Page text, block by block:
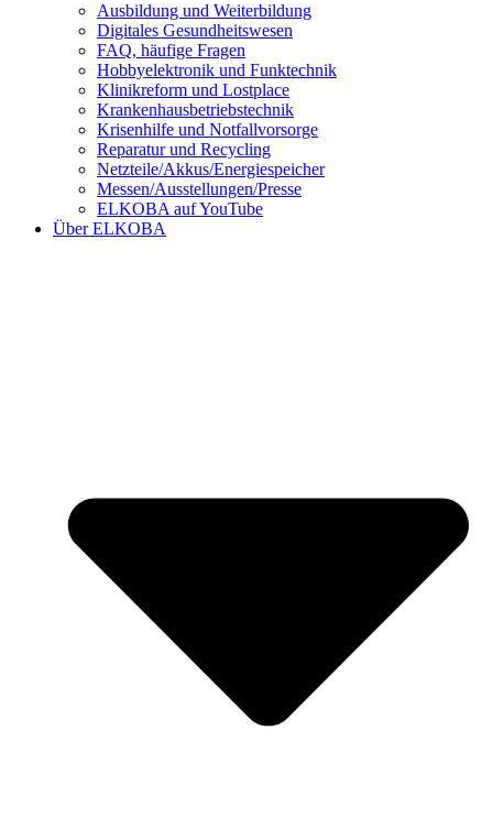
Ausbildung und Weiterbildung
Digitales Gesundheitswesen
FAQ, häufige Fragen
Hobbyelektronik und Funktechnik
Klinikreform und Lostplace
Krankenhausbetriebstechnik
Krisenhilfe und Notfallvorsorge
Reparatur und Recycling
Netzteile/Akkus/Energiespeicher
Messen/Ausstellungen/Presse
ELKOBA auf YouTube
Über ELKOBA